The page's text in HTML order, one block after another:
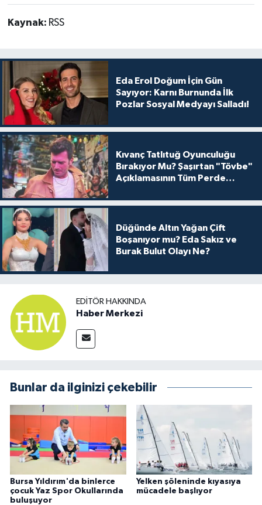
Kaynak: RSS
Eda Erol Doğum İçin Gün
Sayıyor: Karnı Burnunda İlk
Pozlar Sosyal Medyayı Salladı!
Kıvanç Tatlıtuğ Oyunculuğu
Bırakıyor Mu? Şaşırtan "Tövbe"
Açıklamasının Tüm Perde
Düğünde Altın Yağan Çift
Boşanıyor mu? Eda Sakız ve
Burak Bulut Olayı Ne?
EDITÖR HAKKINDA
Haber Merkezi
Bunlar da ilginizi çekebilir
Bursa Yıldırım'da binlerce
çocuk Yaz Spor Okullarında
buluşuyor
Yelken şöleninde kıyasıya
mücadele başlıyor